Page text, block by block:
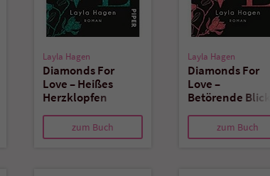
Layla Hagen
Diamonds For
Love – Heißes
Herzklopfen
zum Buch
Layla Hagen
Diamonds For
Love –
Betörende Blicke
zum Buch
überprüfen.